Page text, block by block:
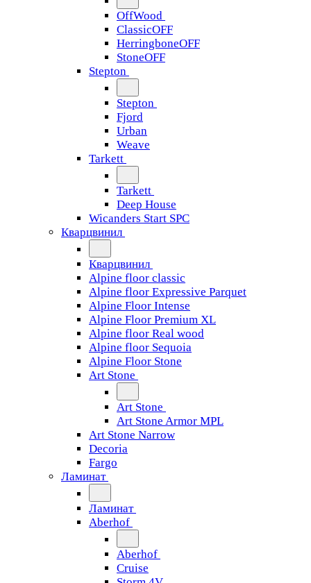
OffWood
ClassicOFF
HerringboneOFF
StoneOFF
Stepton
Stepton
Fjord
Urban
Weave
Tarkett
Tarkett
Deep House
Wicanders Start SPC
Кварцвинил
Кварцвинил
Alpine floor classic
Alpine floor Expressive Parquet
Alpine Floor Intense
Alpine Floor Premium XL
Alpine floor Real wood
Alpine floor Sequoia
Alpine Floor Stone
Art Stone
Art Stone
Art Stone Armor MPL
Art Stone Narrow
Decoria
Fargo
Ламинат
Ламинат
Aberhof
Aberhof
Cruise